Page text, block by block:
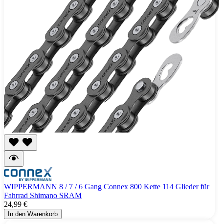
WIPPERMANN 8 / 7 / 6 Gang Connex 800 Kette 114 Glieder für
Fahrrad Shimano SRAM
24,99 €
In den Warenkorb